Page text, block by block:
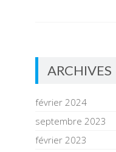
ARCHIVES
février 2024
septembre 2023
février 2023